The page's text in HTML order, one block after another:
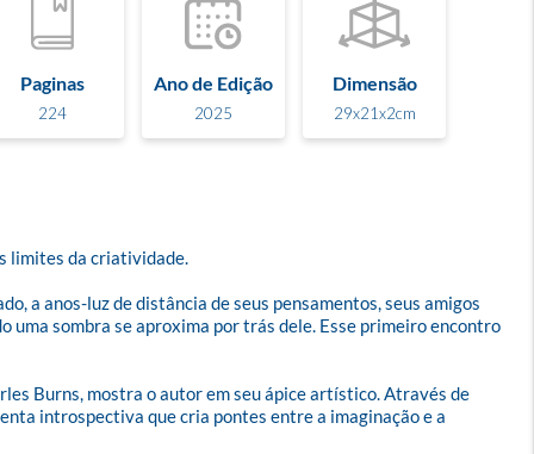
Paginas
224
Ano de Edição
2025
Dimensão
29x21x2cm
limites da criatividade.
a anos-luz de distância de seus pensamentos, seus amigos
uma sombra se aproxima por trás dele. Esse primeiro encontro
Burns, mostra o autor em seu ápice artístico. Através de
introspectiva que cria pontes entre a imaginação e a